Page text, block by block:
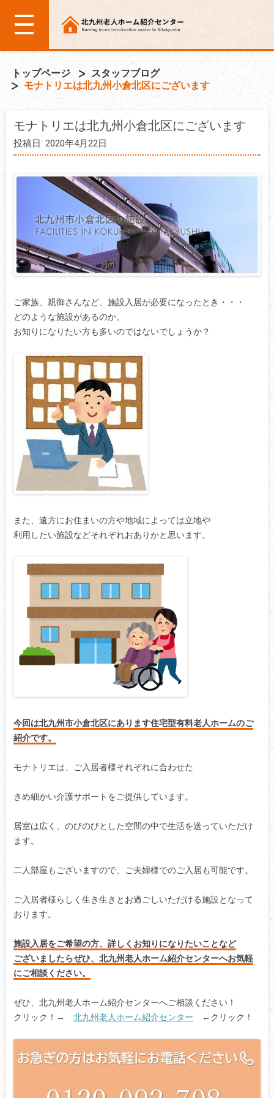
トップページ
スタッフブログ
モナトリエは北九州小倉北区にございます
モナトリエは北九州小倉北区にございます
投稿日: 2020年4月22日
ご家族、親御さんなど、施設入居が必要になったとき・・・
どのような施設があるのか。
お知りになりたい方も多いのではないでしょうか？
また、遠方にお住まいの方や地域によっては立地や
利用したい施設などそれぞれおありかと思います。
今回は北九州市小倉北区にあります住宅型有料老人ホームのご
紹介です。
モナトリエは、ご入居者様それぞれに合わせた
きめ細かい介護サポートをご提供しています。
居室は広く、のびのびとした空間の中で生活を送っていただけ
ます。
二人部屋もございますので、ご夫婦様でのご入居も可能です。
ご入居者様らしく生き生きとお過ごしいただける施設となって
おります。
施設入居をご希望の方、詳しくお知りになりたいことなど
ございましたらぜひ、北九州老人ホーム紹介センターへお気軽
にご相談ください。
ぜひ、北九州老人ホーム紹介センターへご相談ください！
クリック！→ 北九州老人ホーム紹介センター ←クリック！